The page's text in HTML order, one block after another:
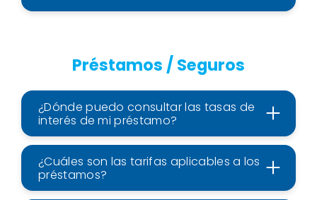
Préstamos / Seguros
¿Dónde puedo consultar las tasas de
interés de mi préstamo?
¿Cuáles son las tarifas aplicables a los
préstamos?